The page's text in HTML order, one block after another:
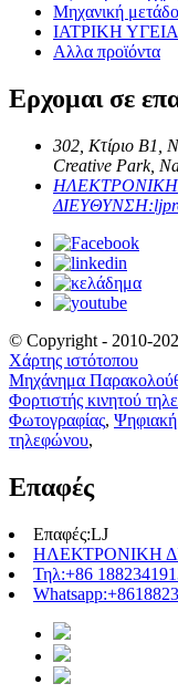
Μηχανική
ΙΑΤΡΙΚΗ ΥΓΕΙΑ
Αλλα προϊόντα
Ερχομαι σε
302, Κτίριο B1,
Creative Park,
ΗΛΕΚΤΡΟΝΙΚΗ
ΔΙΕΥΘΥΝΣΗ:
© Copyright - 2010-
Χάρτης ιστότοπου
Μηχάνημα
Φορτιστής κινητού
Φωτογραφίας,
τηλεφώνου,
Επαφές
Επαφές:LJ
ΗΛΕΚΤΡΟΝΙΚΗ
Τηλ:+86
Whatsapp: